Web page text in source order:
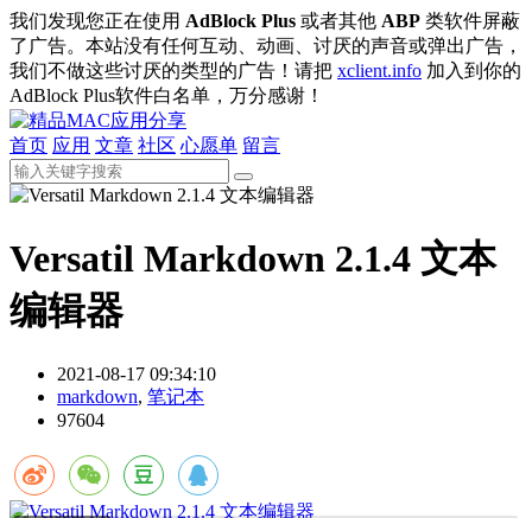
我们发现您正在使用 AdBlock Plus 或者其他 ABP 类软件屏蔽
了广告。本站没有任何互动、动画、讨厌的声音或弹出广告，
我们不做这些讨厌的类型的广告！请把 xclient.info 加入到你的
AdBlock Plus软件白名单，万分感谢！
首页 应用 文章 社区 心愿单 留言
Versatil Markdown 2.1.4 文本
编辑器
2021-08-17 09:34:10
markdown, 笔记本
97604